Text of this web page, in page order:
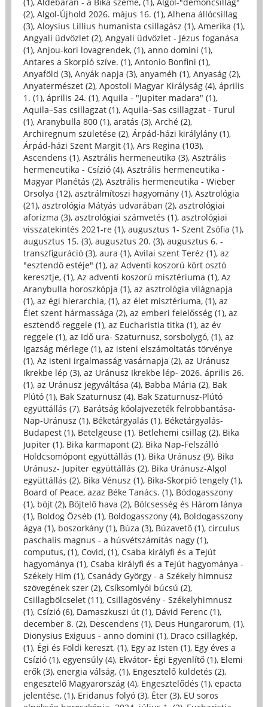
(1), Aldebaran - a Bika szeme, (1), Algol-"démoncsillag"
(2), Algol-Újhold 2026. május 16. (1), Alhena állócsillag
(3), Aloysius Lillius humanista csillagász (1), Amerika (1),
Angyali üdvözlet (2), Angyali üdvözlet - Jézus foganása
(1), Anjou-kori lovagrendek, (1), anno domini (1),
Antares a Skorpió szíve. (1), Antonio Bonfini (1),
Anyaföld (3), Anyák napja (3), anyaméh (1), Anyaság (2),
Anyatermészet (2), Apostoli Magyar Királyság (4), április
1. (1), április 24. (1), Aquila - "Jupiter madara" (1),
Aquila–Sas csillagzat (1), Aquila–Sas csillagzat - Turul
(1), Aranybulla 800 (1), aratás (3), Arché (2),
Archiregnum születése (2), Árpád-házi királylány (1),
Árpád-házi Szent Margit (1), Ars Regina (103),
Ascendens (1), Asztrális hermeneutika (3), Asztrális
hermeneutika - Csízió (4), Asztrális hermeneutika -
Magyar Planétás (2), Asztrális hermeneutika - Wieber
Orsolya (12), asztrálmítoszi hagyomány (1), Asztrológia
(21), asztrológia Mátyás udvarában (2), asztrológiai
aforizma (3), asztrológiai számvetés (1), asztrológiai
visszatekintés 2021-re (1), augusztus 1- Szent Zsófia (1),
augusztus 15. (3), augusztus 20. (3), augusztus 6. -
transzfiguráció (3), aura (1), Avilai szent Teréz (1), az
"esztendő estéje" (1), az Adventi koszorú kört osztó
keresztje, (1), Az adventi koszorú misztériuma (1), Az
Aranybulla horoszkópja (1), az asztrológia világnapja
(1), az égi hierarchia, (1), az élet misztériuma, (1), az
Élet szent hármassága (2), az emberi felelősség (1), az
esztendő reggele (1), az Eucharistia titka (1), az év
reggele (1), az Idő ura- Szaturnusz, sorsbolygó, (1), az
Igazság mérlege (1), az isteni elszámoltatás törvénye
(1), Az isteni irgalmasság vasárnapja (2), az Uránusz
Ikrekbe lép (3), az Uránusz Ikrekbe lép- 2026. április 26.
(1), az Uránusz jegyváltása (4), Babba Mária (2), Bak
Plútó (1), Bak Szaturnusz (4), Bak Szaturnusz-Plútó
együttállás (7), Barátság kőolajvezeték felrobbantása-
Nap-Uránusz (1), Béketárgyalás (1), Béketárgyalás-
Budapest (1), Betelgeuse (1), Betlehemi csillag (2), Bika
Jupiter (1), Bika karmapont (2), Bika Nap-Felszálló
Holdcsomópont együttállás (1), Bika Uránusz (9), Bika
Uránusz- Jupiter együttállás (2), Bika Uránusz-Algol
együttállás (2), Bika Vénusz (1), Bika-Skorpió tengely (1),
Board of Peace, azaz Béke Tanács. (1), Bódogasszony
(1), böjt (2), Böjtelő hava (2), Bölcsesség és Három lánya
(1), Boldog Özséb (1), Boldogasszony (4), Boldogasszony
ágya (1), boszorkány (1), Búza (3), Búzavető (1), circulus
paschalis magnus - a húsvétszámítás nagy (1),
computus, (1), Covid, (1), Csaba királyfi és a Tejút
hagyománya (1), Csaba királyfi és a Tejút hagyománya -
Székely Him (1), Csanády György - a Székely himnusz
szövegének szer (2), Csíksomlyói búcsú (2),
Csillagbölcselet (11), Csillagösvény - Székelyhimnusz
(1), Csízió (6), Damaszkuszi út (1), Dávid Ferenc (1),
december 8. (2), Descendens (1), Deus Hungarorum, (1),
Dionysius Exiguus - anno domini (1), Draco csillagkép,
(1), Égi és Földi kereszt, (1), Egy az Isten (1), Egy éves a
Csízió (1), egyensúly (4), Ekvátor- Égi Egyenlítő (1), Elemi
erők (3), energia válság, (1), Engesztelő küldetés (2),
engesztelő Magyarország (4), Engesztelődés (1), epacta
jelentése, (1), Eridanus folyó (3), Éter (3), EU soros